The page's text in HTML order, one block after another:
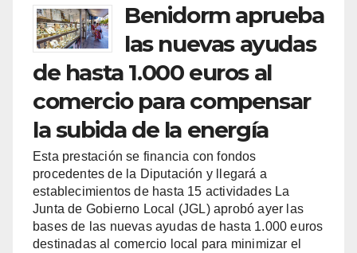
Benidorm aprueba
las nuevas ayudas
de hasta 1.000 euros al
comercio para compensar
la subida de la energía
Esta prestación se financia con fondos
procedentes de la Diputación y llegará a
establecimientos de hasta 15 actividades La
Junta de Gobierno Local (JGL) aprobó ayer las
bases de las nuevas ayudas de hasta 1.000 euros
destinadas al comercio local para minimizar el